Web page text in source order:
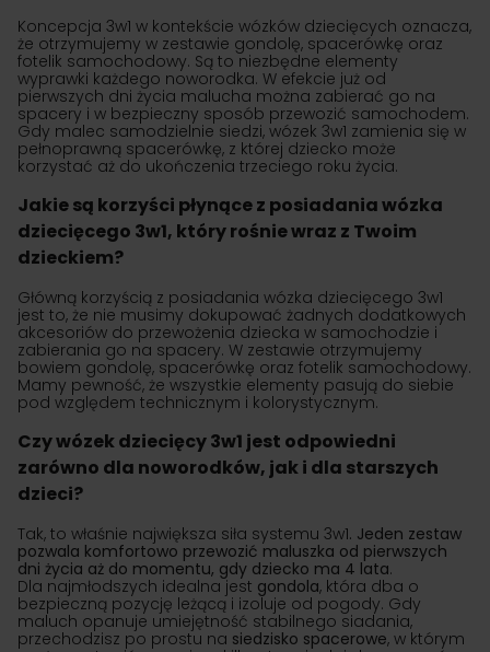
Koncepcja 3w1 w kontekście wózków dziecięcych oznacza,
że otrzymujemy w zestawie gondolę, spacerówkę oraz
fotelik samochodowy. Są to niezbędne elementy
wyprawki każdego noworodka. W efekcie już od
pierwszych dni życia malucha można zabierać go na
spacery i w bezpieczny sposób przewozić samochodem.
Gdy malec samodzielnie siedzi, wózek 3w1 zamienia się w
pełnoprawną spacerówkę, z której dziecko może
korzystać aż do ukończenia trzeciego roku życia.
Jakie są korzyści płynące z posiadania wózka
dziecięcego 3w1, który rośnie wraz z Twoim
dzieckiem?
Główną korzyścią z posiadania wózka dziecięcego 3w1
jest to, że nie musimy dokupować żadnych dodatkowych
akcesoriów do przewożenia dziecka w samochodzie i
zabierania go na spacery. W zestawie otrzymujemy
bowiem gondolę, spacerówkę oraz fotelik samochodowy.
Mamy pewność, że wszystkie elementy pasują do siebie
pod względem technicznym i kolorystycznym.
Czy wózek dziecięcy 3w1 jest odpowiedni
zarówno dla noworodków, jak i dla starszych
dzieci?
Tak, to właśnie największa siła systemu 3w1. Jeden zestaw
pozwala komfortowo przewozić maluszka od pierwszych
dni życia aż do momentu, gdy dziecko ma 4 lata.
Dla najmłodszych idealna jest gondola, która dba o
bezpieczną pozycję leżącą i izoluje od pogody. Gdy
maluch opanuje umiejętność stabilnego siadania,
przechodzisz po prostu na siedzisko spacerowe, w którym